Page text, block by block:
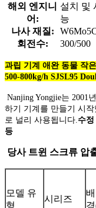
해외 엔지니
어:
설치 및
능
나사 재질:
회전수:
300/500
과립 기계 애완 동물 작
500-800kg/h SJSL95
Nanjing Yongjie는 2001
하기 기계를 만들기 시
로 널리 사용됩니다.수
등
당사 트윈 스크류 압
모델 유
형
시리즈